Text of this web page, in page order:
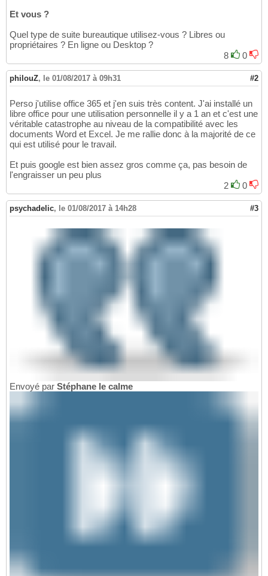
Et vous ?
Quel type de suite bureautique utilisez-vous ? Libres ou
propriétaires ? En ligne ou Desktop ?
8
0
philouZ, le 01/08/2017 à 09h31 #2
Perso j'utilise office 365 et j'en suis très content. J'ai installé un
libre office pour une utilisation personnelle il y a 1 an et c'est une
véritable catastrophe au niveau de la compatibilité avec les
documents Word et Excel. Je me rallie donc à la majorité de ce
qui est utilisé pour le travail.
Et puis google est bien assez gros comme ça, pas besoin de
l'engraisser un peu plus
2
0
psychadelic, le 01/08/2017 à 14h28 #3
Envoyé par Stéphane le calme